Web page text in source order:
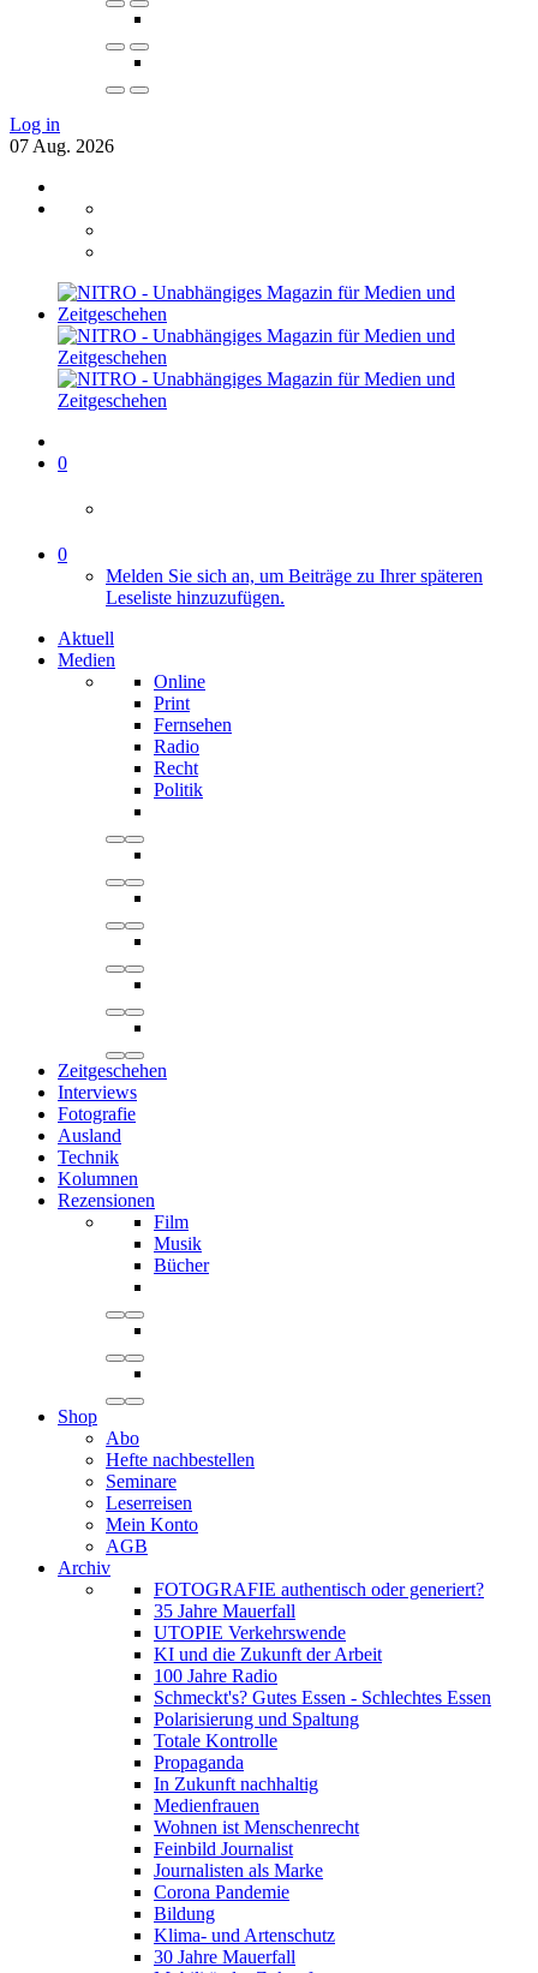
Log in
07 Aug. 2026
0
0
Melden Sie sich an, um Beiträge zu Ihrer späteren
Leseliste hinzuzufügen.
Aktuell
Medien
Online
Print
Fernsehen
Radio
Recht
Politik
Zeitgeschehen
Interviews
Fotografie
Ausland
Technik
Kolumnen
Rezensionen
Film
Musik
Bücher
Shop
Abo
Hefte nachbestellen
Seminare
Leserreisen
Mein Konto
AGB
Archiv
FOTOGRAFIE authentisch oder generiert?
35 Jahre Mauerfall
UTOPIE Verkehrswende
KI und die Zukunft der Arbeit
100 Jahre Radio
Schmeckt's? Gutes Essen - Schlechtes Essen
Polarisierung und Spaltung
Totale Kontrolle
Propaganda
In Zukunft nachhaltig
Medienfrauen
Wohnen ist Menschenrecht
Feinbild Journalist
Journalisten als Marke
Corona Pandemie
Bildung
Klima- und Artenschutz
30 Jahre Mauerfall